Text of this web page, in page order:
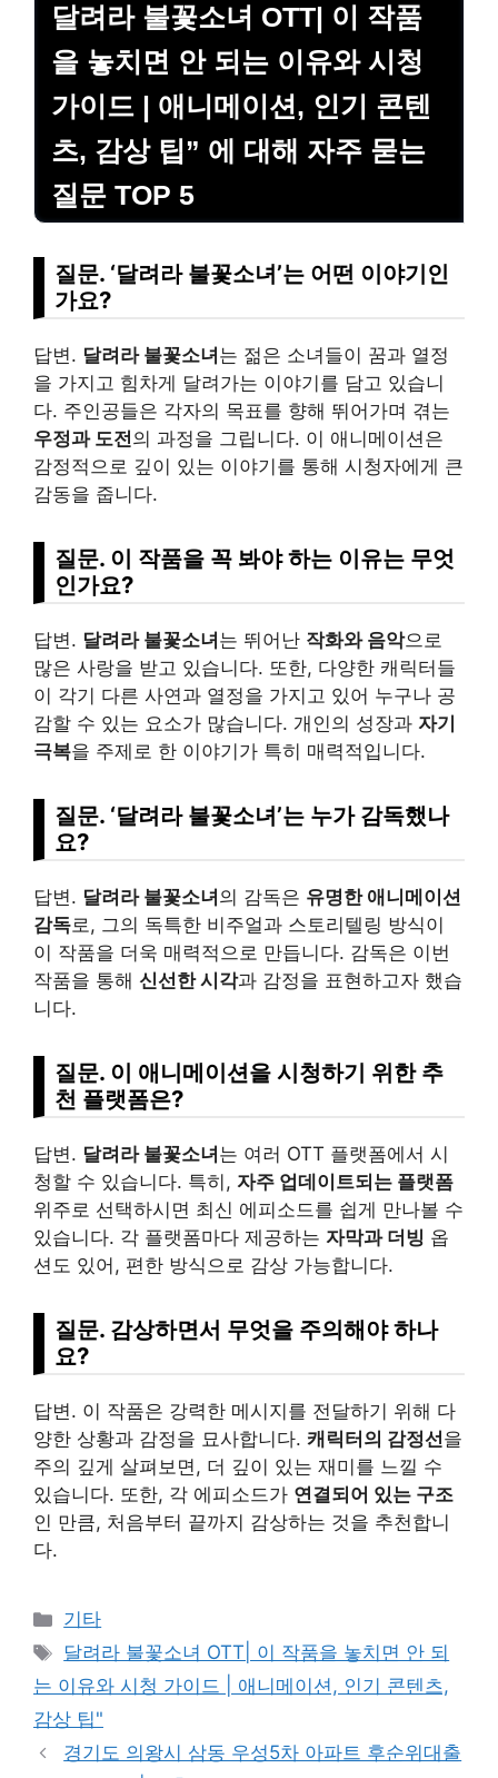
달려라 불꽃소녀 OTT| 이 작품
을 놓치면 안 되는 이유와 시청
가이드 | 애니메이션, 인기 콘텐
츠, 감상 팁” 에 대해 자주 묻는
질문 TOP 5
질문. ‘달려라 불꽃소녀’는 어떤 이야기인
가요?
답변. 달려라 불꽃소녀 는 젊은 소녀들이 꿈과 열정
을 가지고 힘차게 달려가는 이야기를 담고 있습니
다. 주인공들은 각자의 목표를 향해 뛰어가며 겪는
우정과 도전의 과정을 그립니다. 이 애니메이션은
감정적으로 깊이 있는 이야기를 통해 시청자에게 큰
감동을 줍니다.
질문. 이 작품을 꼭 봐야 하는 이유는 무엇
인가요?
답변. 달려라 불꽃소녀 는 뛰어난 작화와 음악으로
많은 사랑을 받고 있습니다. 또한, 다양한 캐릭터들
이 각기 다른 사연과 열정을 가지고 있어 누구나 공
감할 수 있는 요소가 많습니다. 개인의 성장과 자기
극복을 주제로 한 이야기가 특히 매력적입니다.
질문. ‘달려라 불꽃소녀’는 누가 감독했나
요?
답변. 달려라 불꽃소녀 의 감독은 유명한 애니메이션
감독로, 그의 독특한 비주얼과 스토리텔링 방식이
이 작품을 더욱 매력적으로 만듭니다. 감독은 이번
작품을 통해 신선한 시각과 감정을 표현하고자 했습
니다.
질문. 이 애니메이션을 시청하기 위한 추
천 플랫폼은?
답변. 달려라 불꽃소녀 는 여러 OTT 플랫폼에서 시
청할 수 있습니다. 특히, 자주 업데이트되는 플랫폼
위주로 선택하시면 최신 에피소드를 쉽게 만나볼 수
있습니다. 각 플랫폼마다 제공하는 자막과 더빙 옵
션도 있어, 편한 방식으로 감상 가능합니다.
질문. 감상하면서 무엇을 주의해야 하나
요?
답변. 이 작품은 강력한 메시지를 전달하기 위해 다
양한 상황과 감정을 묘사합니다. 캐릭터의 감정선을
주의 깊게 살펴보면, 더 깊이 있는 재미를 느낄 수
있습니다. 또한, 각 에피소드가 연결되어 있는 구조
인 만큼, 처음부터 끝까지 감상하는 것을 추천합니
다.
Categories
기타
Tags
달려라 불꽃소녀 OTT| 이 작품을 놓치면 안 되
는 이유와 시청 가이드 | 애니메이션, 인기 콘텐츠,
감상 팁"
경기도 의왕시 삼동 우성5차 아파트 후순위대출